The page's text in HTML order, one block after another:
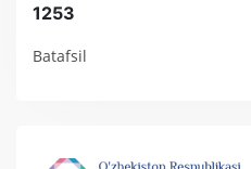
1253
Batafsil